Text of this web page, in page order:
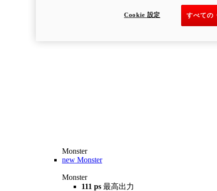
Monster
new Monster
Monster
111 ps 最高出力
すべての
Cookie 設定